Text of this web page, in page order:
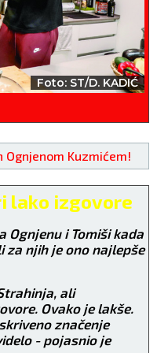
Foto: ST/D. KADIĆ
Ognjenom Kuzmićem!
lako izgovore
Ognjenu i Tomiši kada
za njih je ono najlepše
ali
Ovako je lakše.
značenje
- pojasnio je